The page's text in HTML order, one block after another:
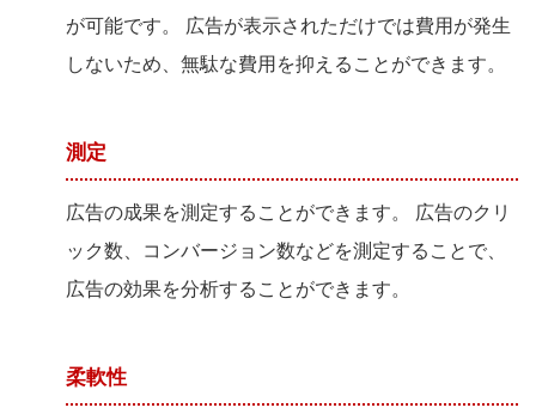
が可能です。 広告が表示されただけでは費用が発生
しないため、無駄な費用を抑えることができます。
測定
広告の成果を測定することができます。 広告のクリ
ック数、コンバージョン数などを測定することで、
広告の効果を分析することができます。
柔軟性